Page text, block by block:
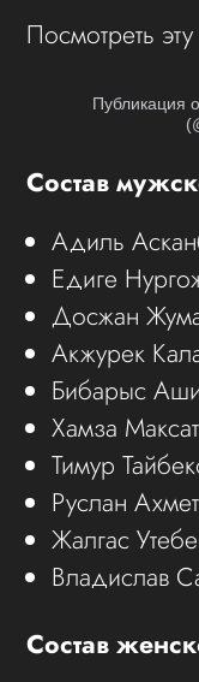
Посмотреть
Публикация
Состав
Адиль
Едиге
Досжан
Акжурек
Бибарыс
Хамза
Тимур
Руслан
Жалгас
Владислав
Состав